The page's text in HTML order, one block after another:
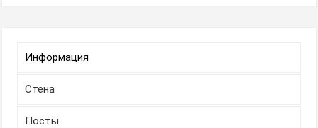
Информация
Стена
Посты